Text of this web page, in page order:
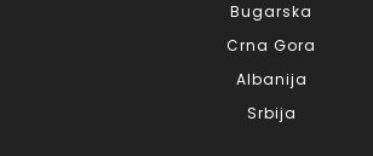
Bugarska
Crna Gora
Albanija
Srbija